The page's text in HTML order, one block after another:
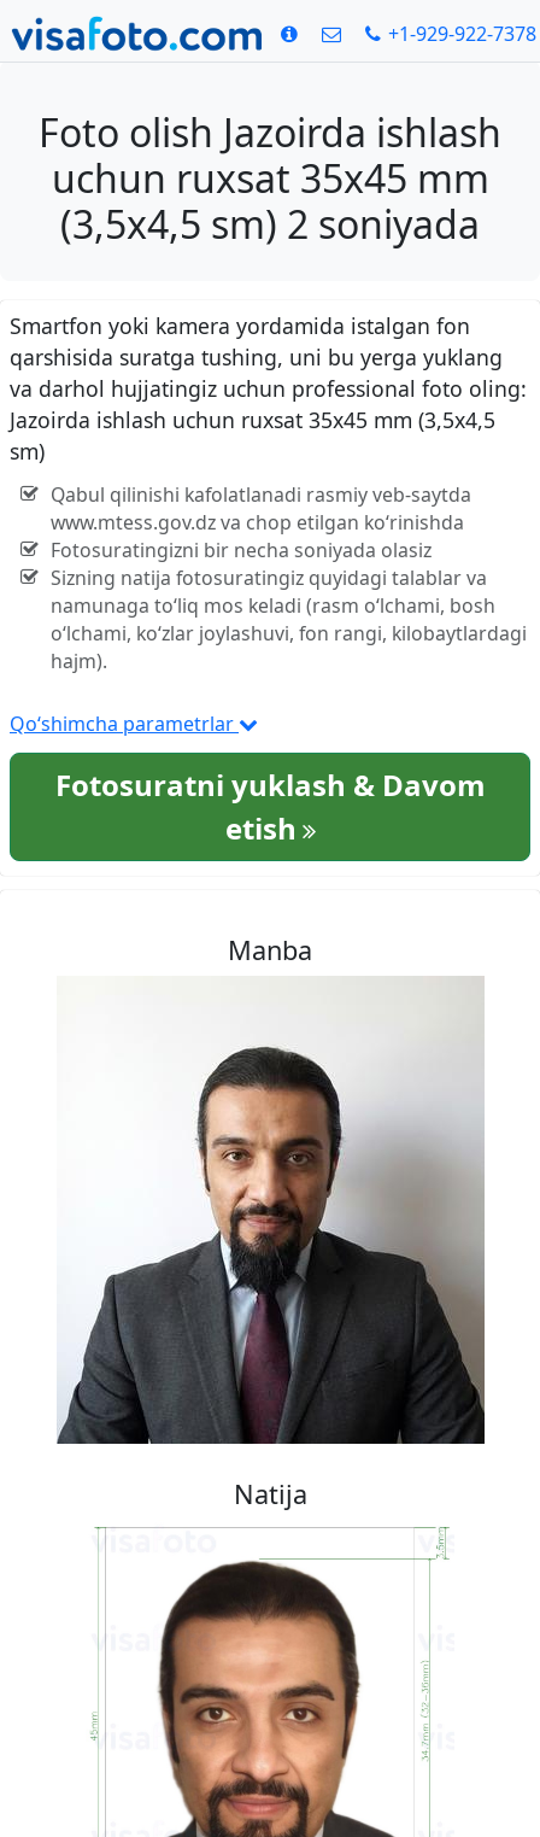
+1-929-922-7378
Foto olish Jazoirda ishlash
uchun ruxsat 35x45 mm
(3,5x4,5 sm) 2 soniyada
Smartfon yoki kamera yordamida istalgan fon
qarshisida suratga tushing, uni bu yerga yuklang
va darhol hujjatingiz uchun professional foto oling:
Jazoirda ishlash uchun ruxsat 35x45 mm (3,5x4,5
sm)
Qabul qilinishi kafolatlanadi rasmiy veb-saytda
www.mtess.gov.dz va chop etilgan ko‘rinishda
Fotosuratingizni bir necha soniyada olasiz
Sizning natija fotosuratingiz quyidagi talablar va
namunaga to‘liq mos keladi (rasm o‘lchami, bosh
o‘lchami, ko‘zlar joylashuvi, fon rangi, kilobaytlardagi
hajm).
Qo‘shimcha parametrlar
Fotosuratni yuklash & Davom
etish
Manba
Natija